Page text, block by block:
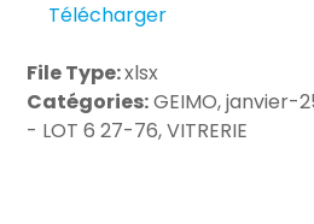
Télécharger
File Type:xlsx
Catégories:GEIMO, janvier-
- LOT 6 27-76, VITRERIE